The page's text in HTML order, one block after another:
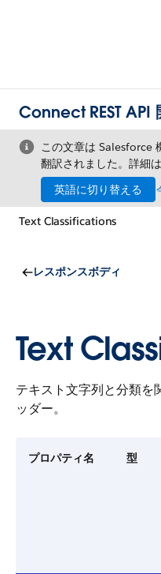
Connect REST API
この文章は Salesforce
翻訳されました。詳細は
英語に切り替える
Text Classifications
レスポンスボディ
Text
テキスト文字列と分類を
ッダー。
プロパティ名 型